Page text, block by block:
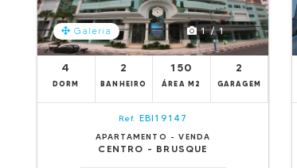
Galeria 1 / 1
4
DORM
2
BANHEIRO
150
ÁREA M2
2
GARAGEM
Ref. EBI19147
APARTAMENTO - VENDA
CENTRO - BRUSQUE